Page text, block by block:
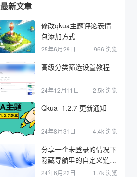
最新文章
修改qkua主题评论表情
包添加方式
25年6月29日 966 浏览
高级分类筛选设置教程
24年12月11日 2.5k 浏览
Qkua_1.2.7 更新通知
24年8月31日 4.4k 浏览
分享一个未登录的情况下
隐藏导航里的自定义链接
，登录后显示
24年6月22日 1.7k 浏览